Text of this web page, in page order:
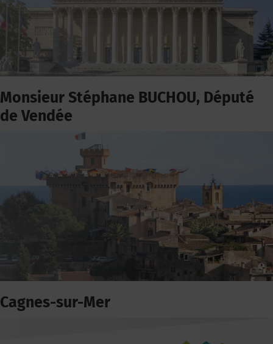
Monsieur Stéphane BUCHOU, Député
de Vendée
Cagnes-sur-Mer